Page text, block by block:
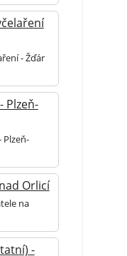
- Žďár
Plzeň-
Plzeň-
Orlicí
na
-